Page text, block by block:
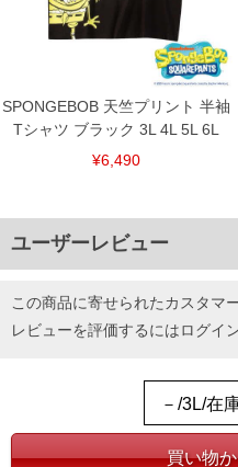
SPONGEBOB 天竺プリント 半袖
Tシャツ ブラック 3L 4L 5L 6L
¥6,490
ユーザーレビュー
この商品に寄せられたカスタマ
レビューを評価するにはログイ